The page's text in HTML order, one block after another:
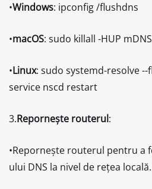
•Windows: ipconfig /flushdns
•macOS: sudo killall -HUP
•Linux: sudo systemd-resolve
service nscd restart
3.Repornește routerul:
•Repornește routerul pentru a
ului DNS la nivel de rețea locală.